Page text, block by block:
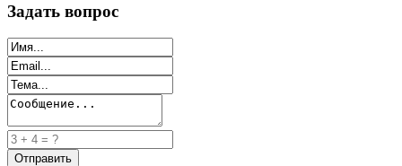
Задать вопрос